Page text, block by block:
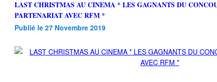
LAST CHRISTMAS AU CINEMA * LES GAGNANTS DU CONCOURS EN
PARTENARIAT AVEC RFM *
Publié le 27 Novembre 2019